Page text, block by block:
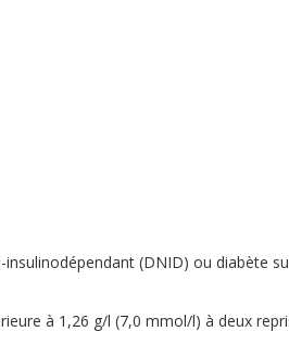
(DNID) ou diabète
à 1,26 g/l (7,0 mmol/l) à deux